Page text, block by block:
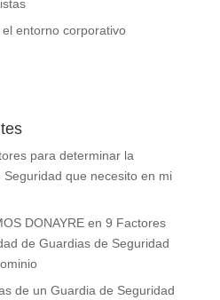
entorno corporativo
para determinar la
que necesito en mi
DONAYREen 9 Factores
de Guardias de Seguridad
de un Guardia de Seguridad